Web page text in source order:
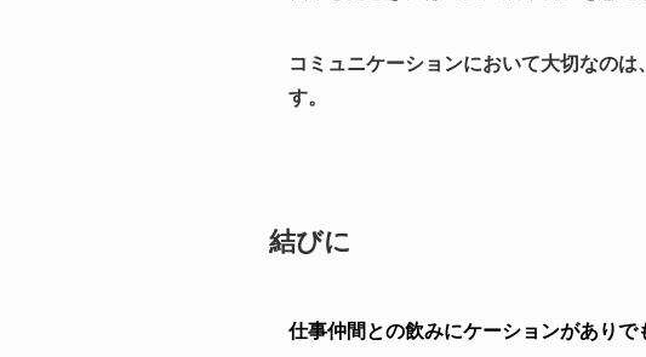
コミュニケーションにおいて大切なの
す。
結びに
仕事仲間との飲みにケーションがあり